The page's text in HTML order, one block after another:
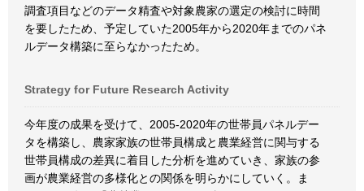
調査項目などのデータ精査や対象農家の選定の検討に時間
を要したため、予定していた2005年から2020年までのパネ
ルデータ構築に至らなかったため。
Strategy for Future Research Activity
今年度の成果を受けて、2005-2020年の世帯員パネルデー
タを構築し、農家家族の世帯員構成と農業経営に関与する
世帯員構成の差異に着目した分析を進めていき、家族の参
画が農業経営の多様化との関係を明らかにしていく。ま